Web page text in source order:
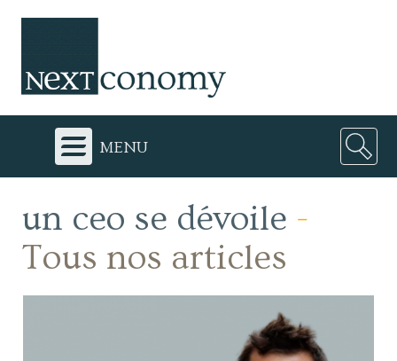
menu
un ceo se dévoile -
Tous nos articles